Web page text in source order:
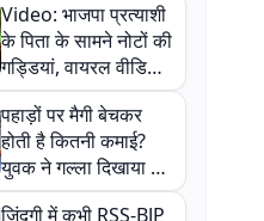
Video: भाजपा प्रत्याशी
के पिता के सामने नोटों की
गड्डियां, वायरल वीडियो
से राजनीति में उबाल,
अजित महतो बोले- TMC
की गंदी चाल
पहाड़ों पर मैगी बेचकर
होती है कितनी कमाई?
युवक ने गल्ला दिखाया तो
नौकरी वालों के खड़े हो गए
जिंदगी में कभी RSS-BJP